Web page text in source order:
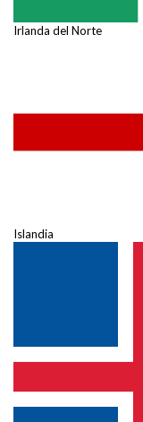
Irlanda del Norte
Islandia